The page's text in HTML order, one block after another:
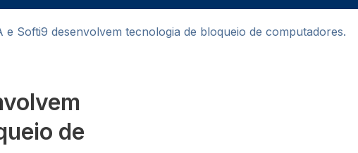
e Softi9 desenvolvem tecnologia de bloqueio de computadores.
de